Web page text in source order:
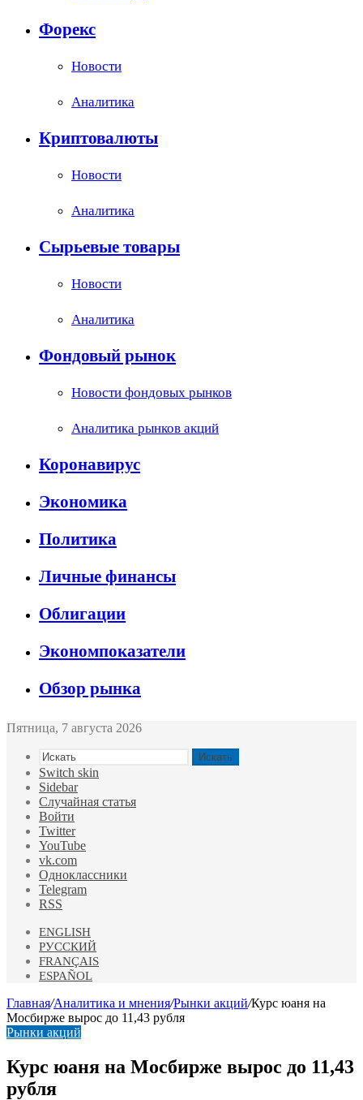
Форекс
Новости
Аналитика
Криптовалюты
Новости
Аналитика
Сырьевые товары
Новости
Аналитика
Фондовый рынок
Новости фондовых рынков
Аналитика рынков акций
Коронавирус
Экономика
Политика
Личные финансы
Облигации
Экономпоказатели
Обзор рынка
Пятница, 7 августа 2026
Искать
Switch skin
Sidebar
Случайная статья
Войти
Twitter
YouTube
vk.com
Одноклассники
Telegram
RSS
ENGLISH
РУССКИЙ
FRANÇAIS
ESPAÑOL
Главная/Аналитика и мнения/Рынки акций/Курс юаня на
Мосбирже вырос до 11,43 рубля
Рынки акций
Курс юаня на Мосбирже вырос до 11,43
рубля